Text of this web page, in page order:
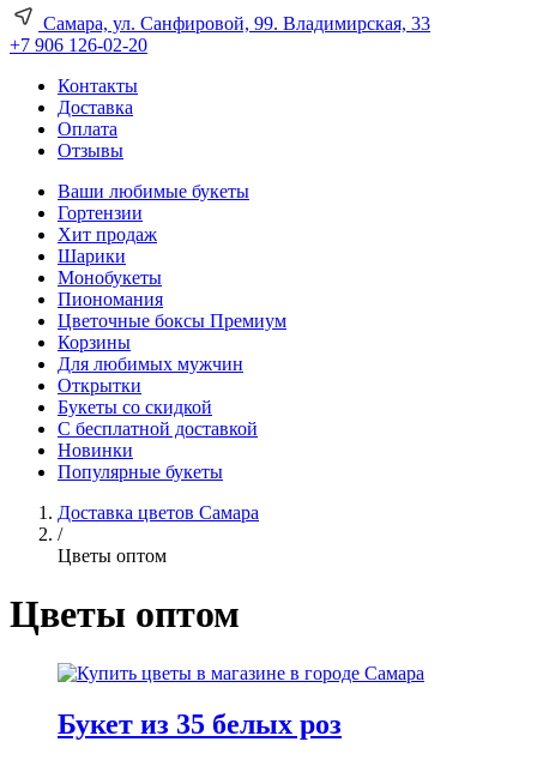
Самара, ул. Санфировой, 99. Владимирская, 33
+7 906 126-02-20
Контакты
Доставка
Оплата
Отзывы
Ваши любимые букеты
Гортензии
Хит продаж
Шарики
Монобукеты
Пиономания
Цветочные боксы Премиум
Корзины
Для любимых мужчин
Открытки
Букеты со скидкой
С бесплатной доставкой
Новинки
Популярные букеты
Доставка цветов Самара
/
Цветы оптом
Цветы оптом
Букет из 35 белых роз